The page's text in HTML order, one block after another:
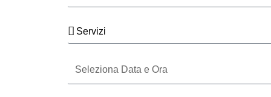
Servizi
Data
e